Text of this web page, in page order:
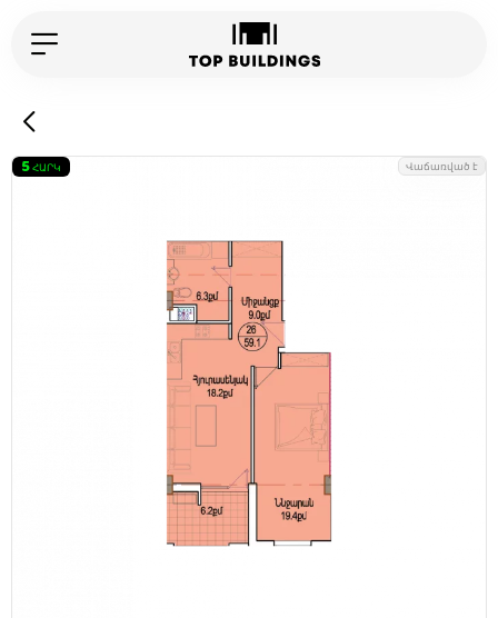
Վաճառված է
5ՀԱՐԿ